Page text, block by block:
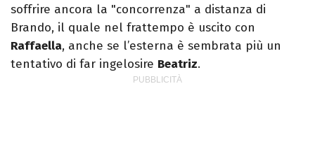
soffrire ancora la "concorrenza" a distanza di
Brando, il quale nel frattempo è uscito con
Raffaella, anche se l’esterna è sembrata più un
tentativo di far ingelosire Beatriz.